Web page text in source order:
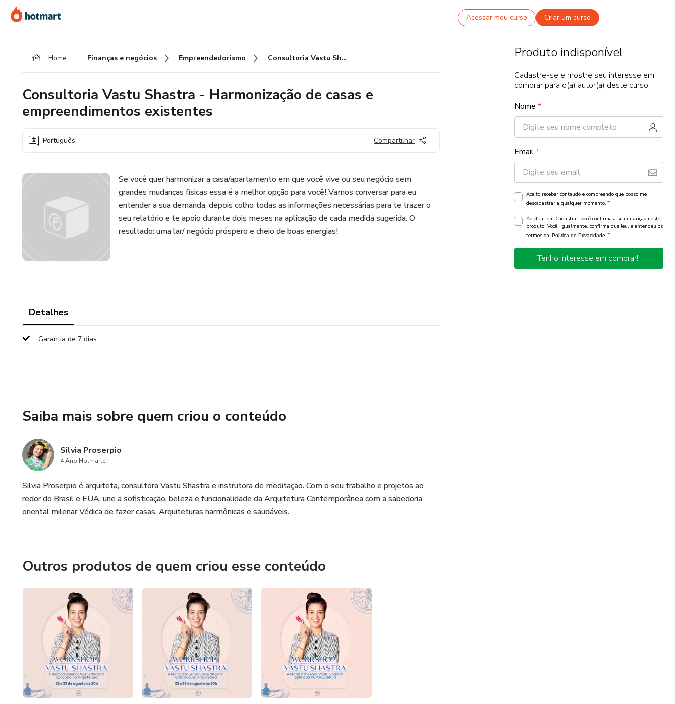
para
o
para
o
para
o
Acessar meu curso Criar um curso
Home Finanças e negócios Empreendedorismo Consultoria Vastu Shastra - Harmonização de casas e empreendimentos existentes
Consultoria Vastu Shastra - Harmonização de casas e
empreendimentos existentes
Português Compartilhar
Se você quer harmonizar a casa/apartamento em que você vive ou seu negócio sem
grandes mudanças físicas essa é a melhor opção para você! Vamos conversar para eu
entender a sua demanda, depois colho todas as informações necessárias para te trazer o
seu relatório e te apoio durante dois meses na aplicação de cada medida sugerida. O
resultado: uma lar/ negócio próspero e cheio de boas energias!
Detalhes
Garantia de 7 dias
Saiba mais sobre quem criou o conteúdo
Silvia Proserpio
4 Ano Hotmarter
Silvia Proserpio é arquiteta, consultora Vastu Shastra e instrutora de meditação. Com o seu trabalho e projetos ao
redor do Brasil e EUA, une a sofisticação, beleza e funcionalidade da Arquitetura Contemporânea com a sabedoria
oriental milenar Védica de fazer casas, Arquiteturas harmônicas e saudáveis.
Outros produtos de quem criou esse conteúdo
Produto indisponível
Cadastre-se e mostre seu interesse em
comprar para o(a) autor(a) deste curso!
Nome *
Email*
Aceito receber conteúdo e compreendo que posso me
descadastrar a qualquer momento. *
Ao clicar em Cadastrar, você confirma a sua inscrição neste
produto. Você, igualmente, confirma que leu, e entendeu os
termos da Política de Privacidade *
Tenho interesse em comprar!